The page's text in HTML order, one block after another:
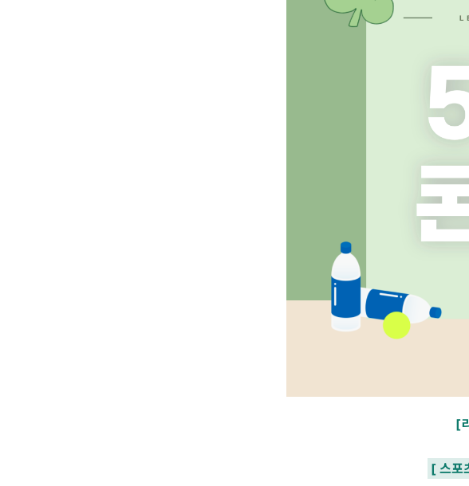
[
[ 스포